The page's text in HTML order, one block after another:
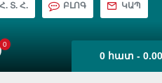
Հ. Տ. Հ. ԲԼՈԳ ԿԱՊ
0
0 հատ -